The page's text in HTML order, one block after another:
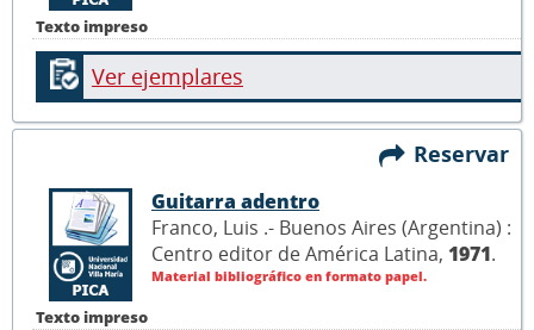
Texto impreso
Ver ejemplares
Reservar
Texto impreso
Guitarra adentro
Franco, Luis .- Buenos Aires (Argentina) :
Centro editor de América Latina, 1971.
Material bibliográfico en formato papel.